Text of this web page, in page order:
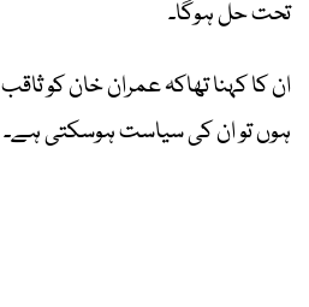
تحت حل ہوگا۔
ان کا کہنا تھاکہ عمران خان کو
ہوں تو ان کی سیاست ہوسکتی ہے۔